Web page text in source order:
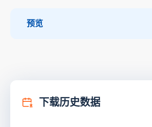
预览
下载历史数据